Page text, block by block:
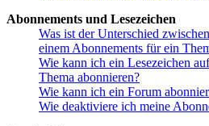
Abonnements und Lesezeichen
Was ist der Unterschied
einem Abonnements für ein
Wie kann ich ein Lesezeichen
Thema abonnieren?
Wie kann ich ein Forum
Wie deaktiviere ich meine